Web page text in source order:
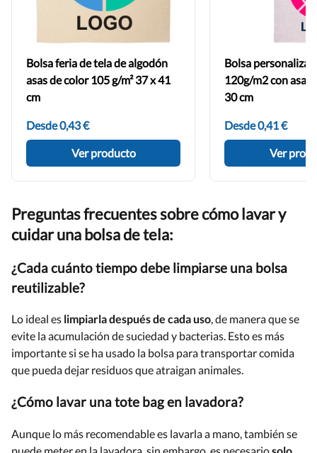
Bolsa feria de tela de algodón
asas de color 105 g/m² 37 x 41
cm
Desde 0,43 €
Ver producto
Bolsa
120g/m2 con asas
30 cm
Desde 0,41 €
Ver
Preguntas frecuentes sobre cómo lavar y
cuidar una bolsa de tela:
¿Cada cuánto tiempo debe limpiarse una bolsa
reutilizable?
Lo ideal es limpiarla después de cada uso, de manera que se
evite la acumulación de suciedad y bacterias. Esto es más
importante si se ha usado la bolsa para transportar comida
que pueda dejar residuos que atraigan animales.
¿Cómo lavar una tote bag en lavadora?
Aunque lo más recomendable es lavarla a mano, también se
puede meter en la lavadora, sin embargo, es necesariosolo